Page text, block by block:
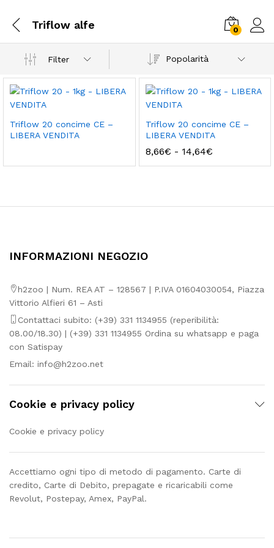
Triflow alfe 0
Filter Popolarità
Triflow 20 concime CE –
LIBERA VENDITA
Triflow 20 concime CE –
LIBERA VENDITA
8,66€ - 14,64€Fascia
prezzo:
14,64€
INFORMAZIONI NEGOZIO
h2zoo | Num. REA AT – 128567 | P.IVA 01604030054, Piazza
Vittorio Alfieri 61 – Asti
Contattaci subito: (+39) 331 1134955 (reperibilità:
08.00/18.30) | (+39) 331 1134955 Ordina su whatsapp e paga
con Satispay
Email: info@h2zoo.net
Cookie e privacy policy
Cookie e privacy policy
Accettiamo ogni tipo di metodo di pagamento. Carte di
credito, Carte di Debito, prepagate e ricaricabili come
Revolut, Postepay, Amex, PayPal.